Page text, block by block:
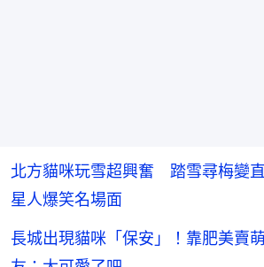
北方貓咪玩雪超興奮 踏雪尋梅變
星人爆笑名場面
長城出現貓咪「保安」！靠肥美賣